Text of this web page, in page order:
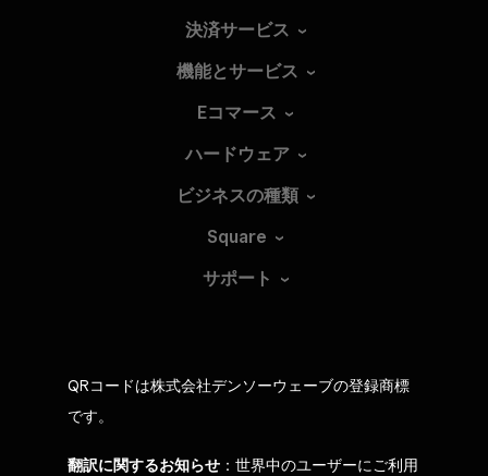
決済サービス
機能とサービス
Eコマース
ハードウェア
ビジネスの種類
Square
サポート
QRコードは株式会社デンソーウェーブの登録商標
です。
翻訳に関するお知らせ ：世界中のユーザーにご利用